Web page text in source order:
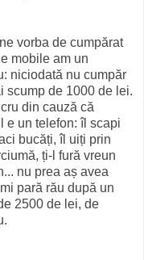
vorba de cumpărat
mobile am un
niciodată nu cumpăr
scump de 1000 de lei.
din cauză că
e un telefon: îl scapi
bucăți, îl uiți prin
ți-l fură vreun
nu prea aș avea
pară rău după un
2500 de lei, de